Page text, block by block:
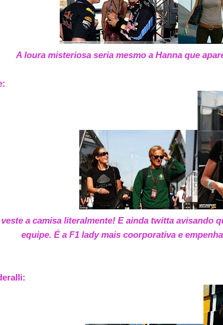
A loura misteriosa seria mesmo a Hanna que
a camisa literalmente! E ainda twitta avisando
equipe. É a F1 lady mais coorporativa e